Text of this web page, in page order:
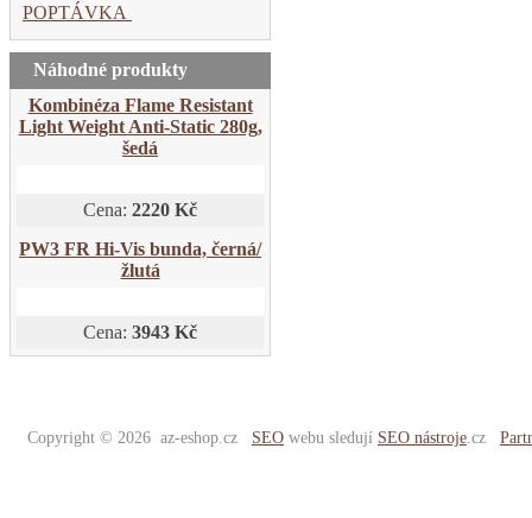
POPTÁVKA
Náhodné produkty
Kombinéza Flame Resistant
Light Weight Anti-Static 280g,
šedá
Cena: 2220 Kč
PW3 FR Hi-Vis bunda, černá/
žlutá
Cena: 3943 Kč
Copyright © 2026 az-eshop.cz SEO webu sledují SEO nástroje.cz